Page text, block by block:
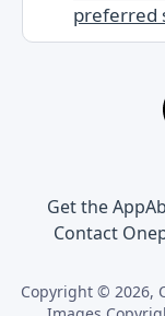
preferred
Get the App
Contact
Copyright © 2026,